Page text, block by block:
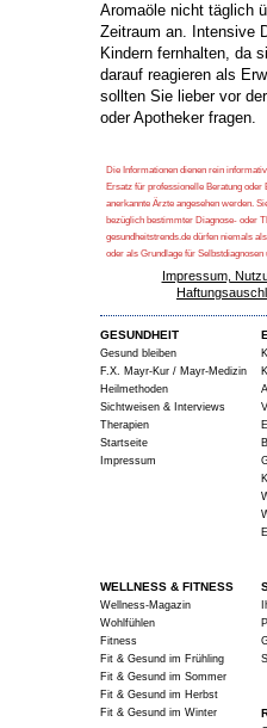
Aromaöle nicht täglich
Zeitraum an. Intensive
Kindern fernhalten, da
darauf reagieren als
sollten Sie lieber vor
oder Apotheker fragen.
Die Informationen dienen rein
Ersatz für professionelle Beratung oder
anerkannte Ärzte angesehen werden.
bezüglich bestimmter Diagnose- oder
gesundheitstrends.de dürfen niemals
oder als Grundlage für
Impressum,
GESUNDHEIT
Gesund bleiben
F.X. Mayr-Kur / Mayr-Medizin
Heilmethoden
Sichtweisen & Interviews
Therapien
Startseite
Impressum
WELLNESS & FITNESS
Wellness-Magazin
Wohlfühlen
Fitness
Fit & Gesund im Frühling
Fit & Gesund im Sommer
Fit & Gesund im Herbst
Fit & Gesund im Winter